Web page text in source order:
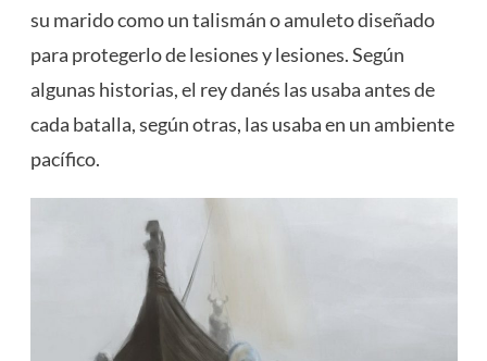
su marido como un talismán o amuleto diseñado
para protegerlo de lesiones y lesiones. Según
algunas historias, el rey danés las usaba antes de
cada batalla, según otras, las usaba en un ambiente
pacífico.